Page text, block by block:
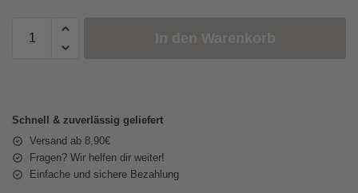
In den Warenkorb
Schnell & zuverlässig geliefert
Versand ab 8,90€
Fragen? Wir helfen dir weiter!
Einfache und sichere Bezahlung